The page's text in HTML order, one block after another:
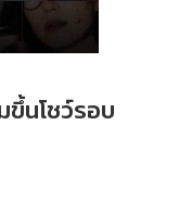
ขึ้นโชว์รอบ